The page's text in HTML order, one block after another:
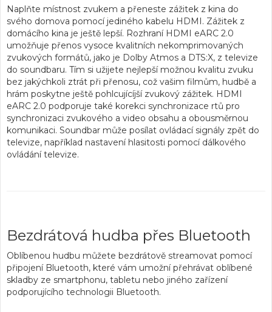
Naplňte místnost zvukem a přeneste zážitek z kina do
svého domova pomocí jediného kabelu HDMI. Zážitek z
domácího kina je ještě lepší. Rozhraní HDMI eARC 2.0
umožňuje přenos vysoce kvalitních nekomprimovaných
zvukových formátů, jako je Dolby Atmos a DTS:X, z televize
do soundbaru. Tím si užijete nejlepší možnou kvalitu zvuku
bez jakýchkoli ztrát při přenosu, což vašim filmům, hudbě a
hrám poskytne ještě pohlcujícíjší zvukový zážitek. HDMI
eARC 2.0 podporuje také korekci synchronizace rtů pro
synchronizaci zvukového a video obsahu a obousměrnou
komunikaci. Soundbar může posílat ovládací signály zpět do
televize, například nastavení hlasitosti pomocí dálkového
ovládání televize.
Bezdrátová hudba přes Bluetooth
Oblíbenou hudbu můžete bezdrátově streamovat pomocí
připojení Bluetooth, které vám umožní přehrávat oblíbené
skladby ze smartphonu, tabletu nebo jiného zařízení
podporujícího technologii Bluetooth.